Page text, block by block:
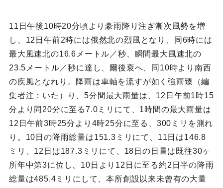
11日午後10時20分頃より豪雨降り注ぎ漸次風勢を増
し、12日午前2時には俄然北の烈風となり、同6時には
最大風速北の16.6メートル／秒、瞬間最大風速北の
23.5メートル／秒に達し、爾後衰へ、同10時より南西
の疾風となれり。降雨は車軸を流すが如く強雨臻（編
集者注：いた）り、5分間最大雨量は、12日午前1時15
分より同20分に至る7.0ミリにて、1時間の最大雨量は
12日午前3時25分より4時25分に至る、300ミリを測れ
り。10日の降雨総量は151.3ミリにて、11日は146.8
ミリ、12日は187.3ミリにて、18日の日量は既往30ヶ
所年中第3に位し、10日より12日に至る約2日半の降雨
総量は485.4ミリにして、本所創設以来未曾有の大量